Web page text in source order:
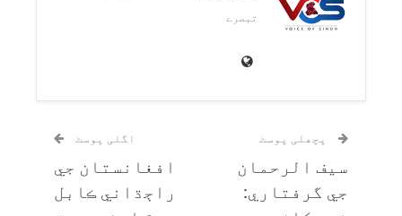
تبصرے
پچھلی پوسٹ
سيف الرحمان
جي گرفتاري:
اگلی پوسٹ
افغانستان جي
راڄڌاني ڪابل